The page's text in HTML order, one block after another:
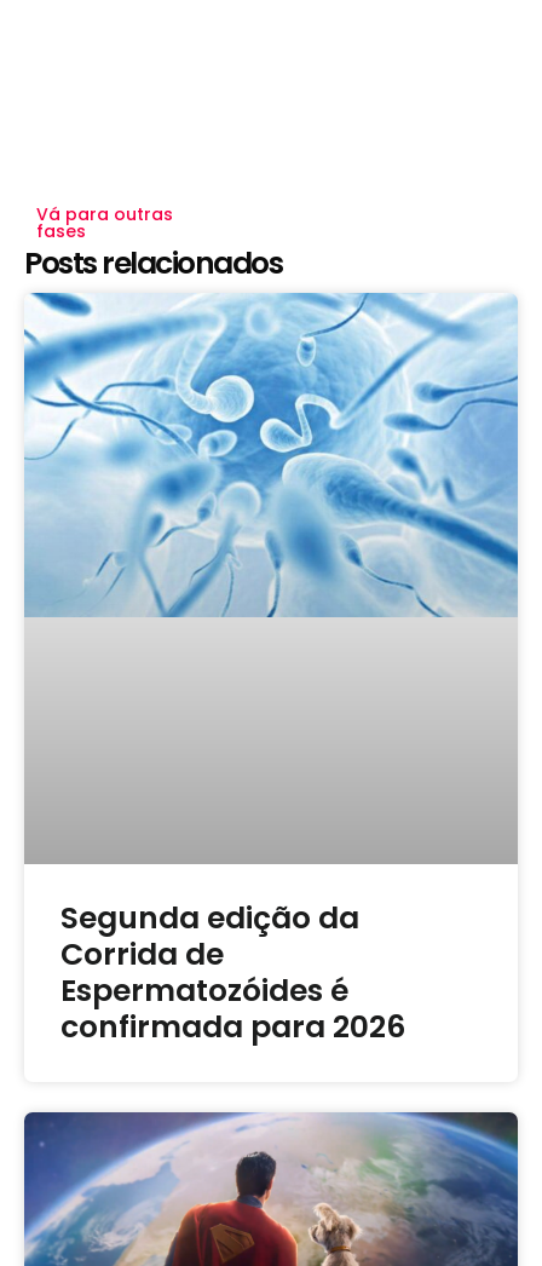
Vá para outras
fases
Posts relacionados
Segunda edição da
Corrida de
Espermatozóides é
confirmada para 2026